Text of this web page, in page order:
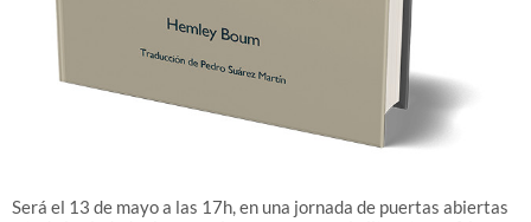
Será el 13 de mayo a las 17h, en una jornada de puertas abiertas